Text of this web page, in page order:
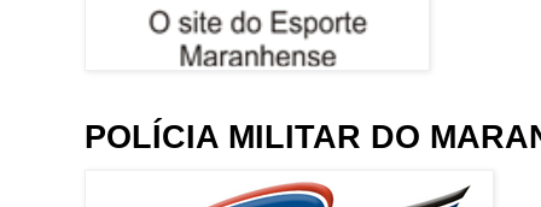
POLÍCIA MILITAR DO